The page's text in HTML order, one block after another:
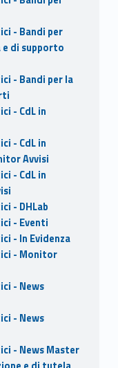
- Bandi per
di supporto
- Bandi per la
- CdL in
- CdL in
Avvisi
- CdL in
- DHLab
- Eventi
- In Evidenza
- Monitor
- News
- News
- News Master